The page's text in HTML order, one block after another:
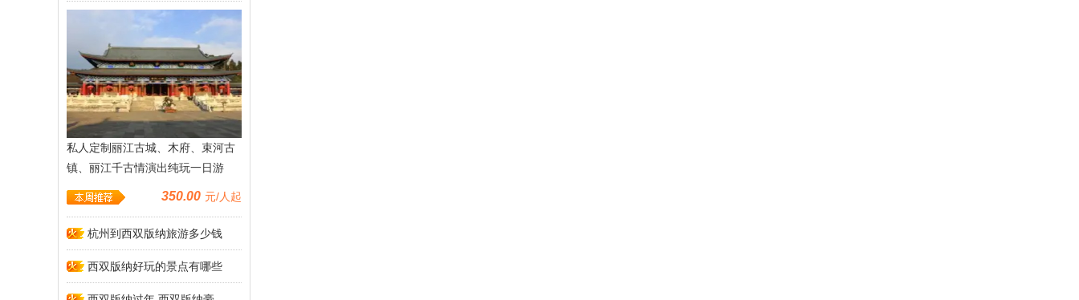
852人关注
私人定制丽江古城、木府、束河古
镇、丽江千古情演出纯玩一日游
350.00 元/人起
716人关注
杭州到西双版纳旅游多少钱
西双版纳好玩的景点有哪些